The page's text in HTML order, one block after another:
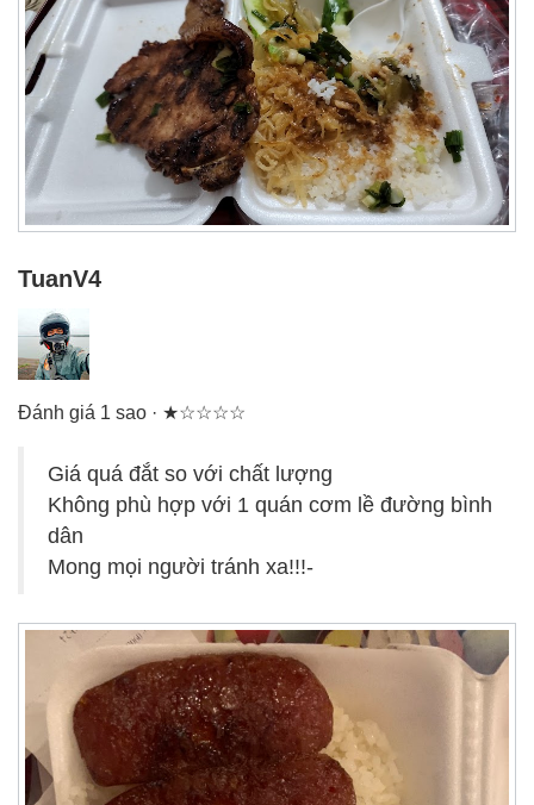
TuanV4
Đánh giá 1 sao · ★☆☆☆☆
Giá quá đắt so với chất lượng
Không phù hợp với 1 quán cơm lề đường bình
dân
Mong mọi người tránh xa!!!-